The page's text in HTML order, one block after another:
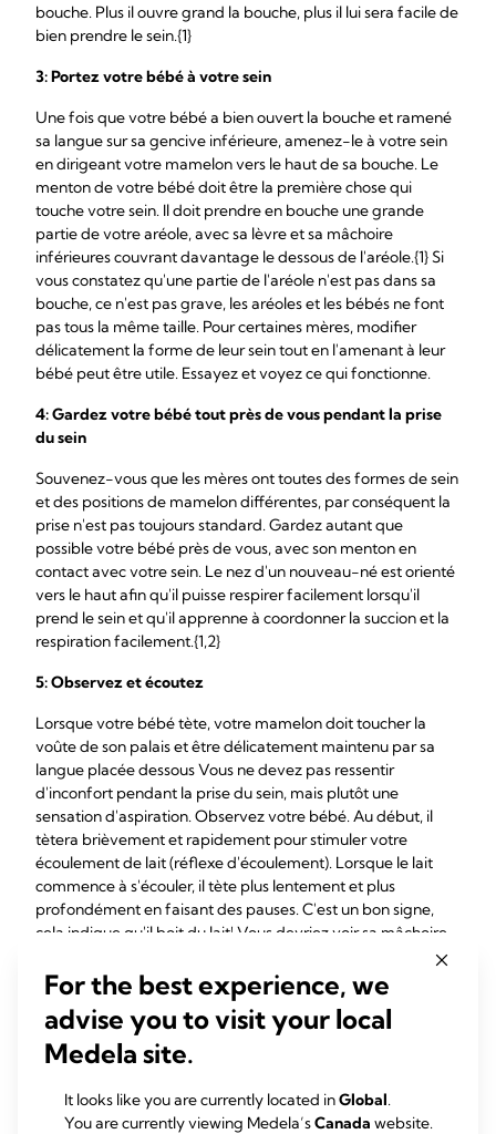
bouche. Plus il ouvre grand la bouche, plus il lui sera facile de
bien prendre le sein.{1}
3: Portez votre bébé à votre sein
Une fois que votre bébé a bien ouvert la bouche et ramené
sa langue sur sa gencive inférieure, amenez-le à votre sein
en dirigeant votre mamelon vers le haut de sa bouche. Le
menton de votre bébé doit être la première chose qui
touche votre sein. Il doit prendre en bouche une grande
partie de votre aréole, avec sa lèvre et sa mâchoire
inférieures couvrant davantage le dessous de l'aréole.{1} Si
vous constatez qu'une partie de l'aréole n'est pas dans sa
bouche, ce n'est pas grave, les aréoles et les bébés ne font
pas tous la même taille. Pour certaines mères, modifier
délicatement la forme de leur sein tout en l'amenant à leur
bébé peut être utile. Essayez et voyez ce qui fonctionne.
4: Gardez votre bébé tout près de vous pendant la prise
du sein
Souvenez-vous que les mères ont toutes des formes de sein
et des positions de mamelon différentes, par conséquent la
prise n'est pas toujours standard. Gardez autant que
possible votre bébé près de vous, avec son menton en
contact avec votre sein. Le nez d'un nouveau-né est orienté
vers le haut afin qu'il puisse respirer facilement lorsqu'il
prend le sein et qu'il apprenne à coordonner la succion et la
respiration facilement.{1,2}
5: Observez et écoutez
Lorsque votre bébé tète, votre mamelon doit toucher la
voûte de son palais et être délicatement maintenu par sa
langue placée dessous Vous ne devez pas ressentir
d'inconfort pendant la prise du sein, mais plutôt une
sensation d'aspiration. Observez votre bébé. Au début, il
tètera brièvement et rapidement pour stimuler votre
écoulement de lait (réflexe d'écoulement). Lorsque le lait
commence à s'écouler, il tète plus lentement et plus
profondément en faisant des pauses. C'est un bon signe,
cela indique qu'il boit du lait! Vous devriez voir sa mâchoire
bouger et entendre des bruits de succion et de déglutition
pendant qu'il tète. Tout cela est bon signe, mais vérifiez tout
de même que votre bébé remplit ses
couches d'urines et de
selles et qu'il prend autant de poids que prévu.{2,3}
6: Comment amenervotre bébé
Si la prise de votre bébé est superficielle ou douloureuse, ou
For the best experience, we
advise you to visit your local
Medela site.
It looks like you are currently located inGlobal.
You are currently viewing Medela’sCanada website.